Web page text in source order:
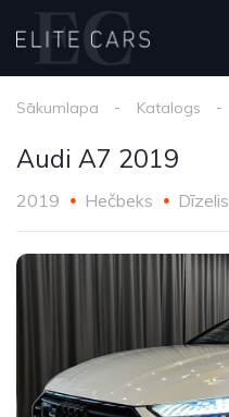
Sākumlapa Katalogs
Audi A7 2019
2019 Hečbeks Dīzelis